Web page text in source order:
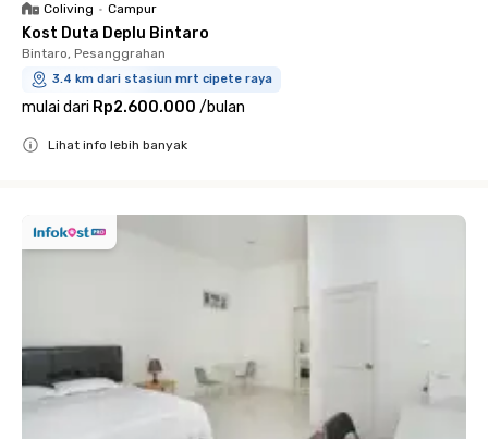
Coliving • Campur
Kost Duta Deplu Bintaro
Bintaro, Pesanggrahan
3.4 km dari stasiun mrt cipete raya
mulai dari Rp2.600.000 /bulan
Lihat info lebih banyak